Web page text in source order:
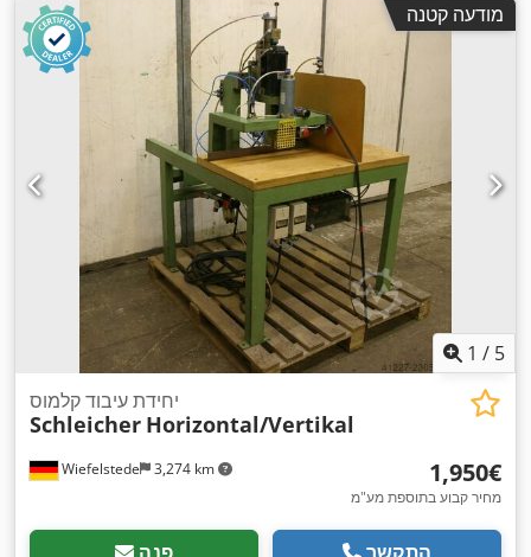
מודעה קטנה
1 / 5
Wiefelstede 3,274 km
יחידת עיבוד קלמוס
Schleicher Horizontal/Vertikal
‏1,950 ‏€
מחיר קבוע בתוספת מע"מ